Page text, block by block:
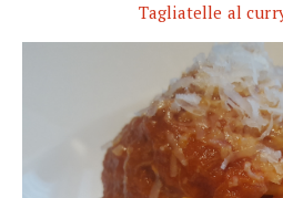
Tagliatelle al